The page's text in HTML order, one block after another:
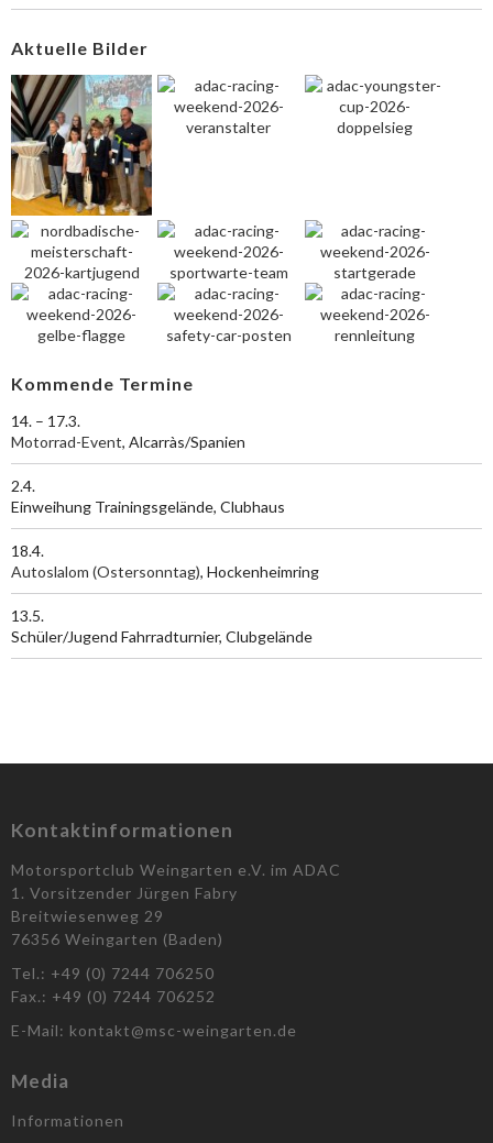
Aktuelle Bilder
Kommende Termine
14. – 17.3.
Motorrad-Event, Alcarràs/Spanien
2.4.
Einweihung Trainingsgelände, Clubhaus
18.4.
Autoslalom (Ostersonntag), Hockenheimring
13.5.
Schüler/Jugend Fahrradturnier, Clubgelände
Kontaktinformationen
Motorsportclub Weingarten e.V. im ADAC
1. Vorsitzender Jürgen Fabry
Breitwiesenweg 29
76356 Weingarten (Baden)
Tel.: +49 (0) 7244 706250
Fax.: +49 (0) 7244 706252
E-Mail: kontakt@msc-weingarten.de
Media
Informationen